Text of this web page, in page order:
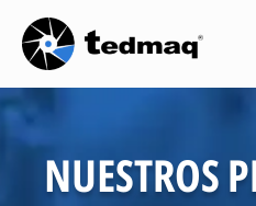
Saltar
al
contenido
NUESTROS